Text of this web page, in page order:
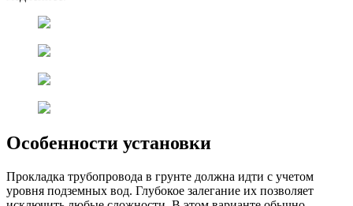
Особенности установки
Прокладка трубопровода в грунте должна идти с учетом
уровня подземных вод. Глубокое залегание их позволяет